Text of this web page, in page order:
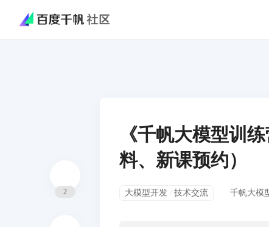
2
《千帆大模型训
料、新课预约）
大模型开发 / 技术交流 千帆大模